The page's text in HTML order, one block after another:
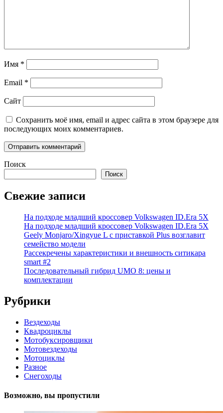
Имя *
Email *
Сайт
Сохранить моё имя, email и адрес сайта в этом браузере для
последующих моих комментариев.
Поиск
Поиск
Свежие записи
На подходе младший кроссовер Volkswagen ID.Era 5X
На подходе младший кроссовер Volkswagen ID.Era 5X
Geely Monjaro/Xingyue L с приставкой Plus возглавит
семейство модели
Рассекречены характеристики и внешность ситикара
smart #2
Последовательный гибрид UMO 8: цены и
комплектации
Рубрики
Вездеходы
Квадроциклы
Мотобуксировщики
Мотовездеходы
Мотоциклы
Разное
Снегоходы
Возможно, вы пропустили